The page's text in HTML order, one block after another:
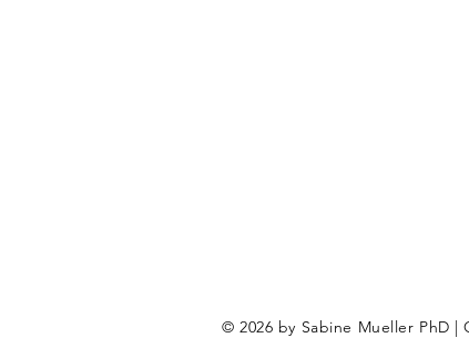
© 2026 by Sabine Mueller PhD |